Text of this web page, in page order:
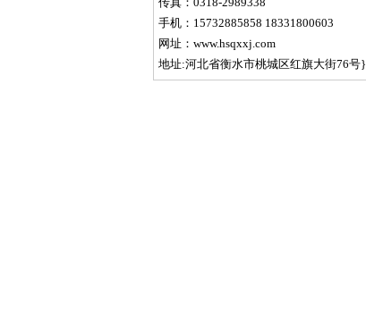
手机：15732885858 18331800603
网址：www.hsqxxj.com
地址:河北省衡水市桃城区红旗大街76号}